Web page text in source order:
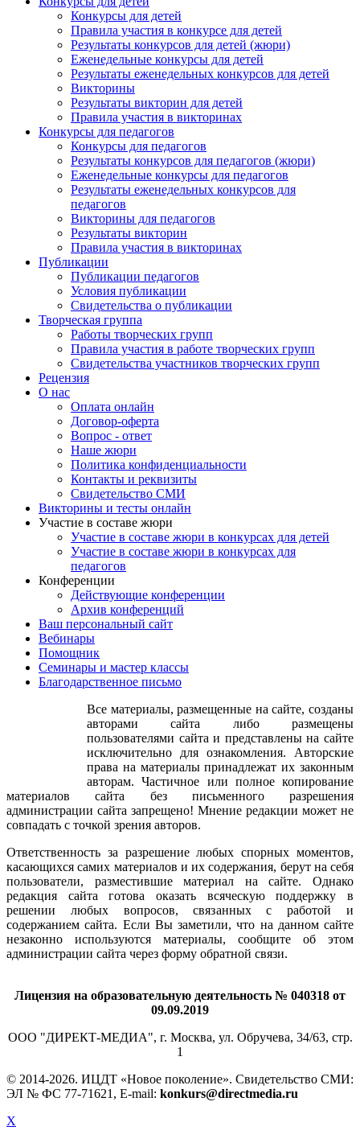
Конкурсы для детей
Конкурсы для детей
Правила участия в конкурсе для детей
Результаты конкурсов для детей (жюри)
Еженедельные конкурсы для детей
Результаты еженедельных конкурсов для детей
Викторины
Результаты викторин для детей
Правила участия в викторинах
Конкурсы для педагогов
Конкурсы для педагогов
Результаты конкурсов для педагогов (жюри)
Еженедельные конкурсы для педагогов
Результаты еженедельных конкурсов для
педагогов
Викторины для педагогов
Результаты викторин
Правила участия в викторинах
Публикации
Публикации педагогов
Условия публикации
Свидетельства о публикации
Творческая группа
Работы творческих групп
Правила участия в работе творческих групп
Свидетельства участников творческих групп
Рецензия
О нас
Оплата онлайн
Договор-оферта
Вопрос - ответ
Наше жюри
Политика конфиденциальности
Контакты и реквизиты
Свидетельство СМИ
Викторины и тесты онлайн
Участие в составе жюри
Участие в составе жюри в конкурсах для детей
Участие в составе жюри в конкурсах для
педагогов
Конференции
Действующие конференции
Архив конференций
Ваш персональный сайт
Вебинары
Помощник
Семинары и мастер классы
Благодарственное письмо
Все материалы, размещенные на сайте, созданы
авторами сайта либо размещены
пользователями сайта и представлены на сайте
исключительно для ознакомления. Авторские
права на материалы принадлежат их законным
авторам. Частичное или полное копирование
материалов сайта без письменного разрешения
администрации сайта запрещено! Мнение редакции может не
совпадать с точкой зрения авторов.
Ответственность за разрешение любых спорных моментов,
касающихся самих материалов и их содержания, берут на себя
пользователи, разместившие материал на сайте. Однако
редакция сайта готова оказать всяческую поддержку в
решении любых вопросов, связанных с работой и
содержанием сайта. Если Вы заметили, что на данном сайте
незаконно используются материалы, сообщите об этом
администрации сайта через форму обратной связи.
Лицензия на образовательную деятельность № 040318 от
09.09.2019
ООО "ДИРЕКТ-МЕДИА", г. Москва, ул. Обручева, 34/63, стр.
1
© 2014-2026. ИЦДТ «Новое поколение». Свидетельство СМИ:
ЭЛ № ФС 77-71621, E-mail: konkurs@directmedia.ru
X